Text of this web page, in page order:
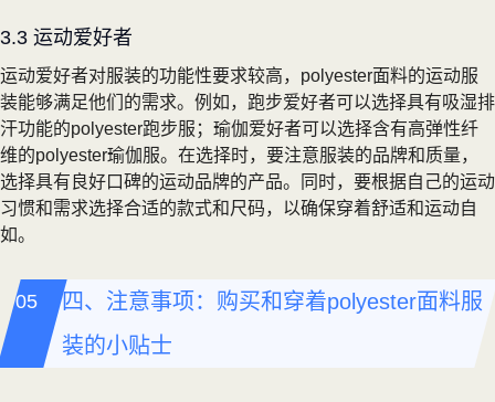
3.3 运动爱好者
运动爱好者对服装的功能性要求较高，polyester面料的运动服
装能够满足他们的需求。例如，跑步爱好者可以选择具有吸湿排
汗功能的polyester跑步服；瑜伽爱好者可以选择含有高弹性纤
维的polyester瑜伽服。在选择时，要注意服装的品牌和质量，
选择具有良好口碑的运动品牌的产品。同时，要根据自己的运动
习惯和需求选择合适的款式和尺码，以确保穿着舒适和运动自
如。
四、注意事项：购买和穿着polyester面料服
装的小贴士